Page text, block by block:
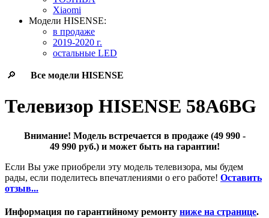
Xiaomi
Модели HISENSE:
в продаже
2019-2020 г.
остальные LED
🔎 Все модели HISENSE
Телевизор HISENSE 58A6BG
Внимание! Модель встречается в продаже (49 990 -
49 990 руб.) и может быть на гарантии!
Если Вы уже приобрели эту модель телевизора, мы будем
рады, если поделитесь впечатлениями о его работе! Оставить
отзыв...
Информация по гарантийному ремонту ниже на странице.